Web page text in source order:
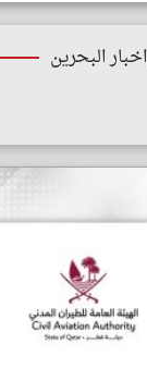
البحرين